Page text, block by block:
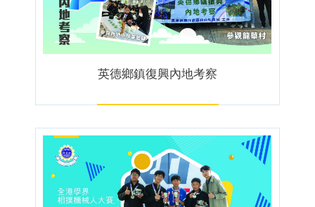
英德鄉鎮復興內地考察